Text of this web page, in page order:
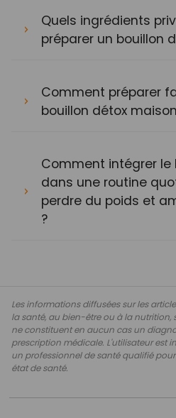
Quels ingrédients
préparer un bouillon
Comment préparer
bouillon détox
Comment intégrer le
dans une routine
perdre du poids et
?
Les informations diffusées sur les
la santé, au bien-être ou à la nutrition,
ne constituent en aucun cas un
prescription médicale. L'utilisateur est
un professionnel de santé qualifié
état de santé.